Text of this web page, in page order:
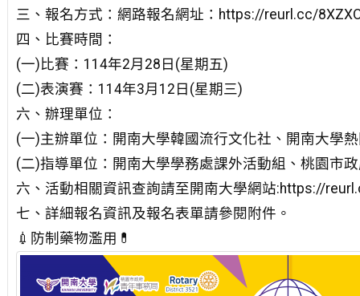
三、報名方式：網路報名網址：https://reurl.cc/
四、比賽時間：
(一)比賽：114年2月28日(星期五)
(二)表演賽：114年3月12日(星期三)
六、辦理單位：
(一)主辦單位：開南大學韓國流行文化社、開南大學
(二)指導單位：開南大學學務處課外活動組、桃園市
六、活動相關資訊查詢請至開南大學網站:https://
七、詳細報名資訊及報名表單請參閱附件。
💉防制藥物濫用💊